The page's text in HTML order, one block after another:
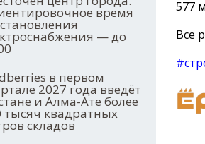
время
— до
в первом
2027 года введёт
и Алма-Ате более
тысяч квадратных
складов
577
Все